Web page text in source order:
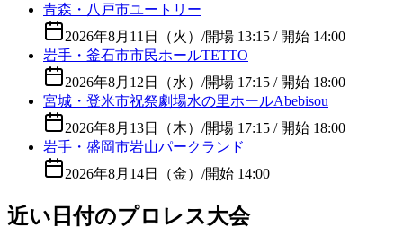
青森・八戸市ユートリー
2026年8月11日（火） /開場 13:15 / 開始 14:00
岩手・釜石市市民ホールTETTO
2026年8月12日（水） /開場 17:15 / 開始 18:00
宮城・登米市祝祭劇場水の里ホールAbebisou
2026年8月13日（木） /開場 17:15 / 開始 18:00
岩手・盛岡市岩山パークランド
2026年8月14日（金） /開始 14:00
近い日付のプロレス大会